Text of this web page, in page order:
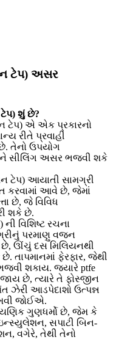
ટેપ) અસર
શું છે?
ટેપ) એ એક પ્રકારનો
રીતે પ્રવાહી
તેનો ઉપયોગ
સીલિંગ અસર ભજવી શકે
ટેપ) આયાતી સામગ્રી
કરવામાં આવે છે, જેમાં
છે, જે વિવિધ
શકે છે.
વિશિષ્ટ રચના
પરમાણુ વજન
છે, ઊંચું દસ મિલિયનથી
તાપમાનમાં ફેરફાર, જેથી
શકાય. જ્યારે ptfe
જાય છે, ત્યારે તે ફોસ્જીન
ઝેરી આડપેદાશો ઉત્પન્ન
જોઈએ.
ગુણધર્મો છે, જેમ કે
સપાટી બિન-
વગેરે, તેથી તેનો